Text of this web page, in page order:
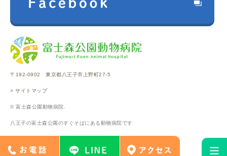
〒192-0902 東京都八王子市上野町27-5
> サイトマップ
© 富士森公園動物病院.
八王子の富士森公園のすぐそばにある動物病院です